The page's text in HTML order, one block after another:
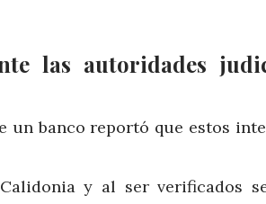
las autoridades
un banco reportó que estos
y al ser verificados